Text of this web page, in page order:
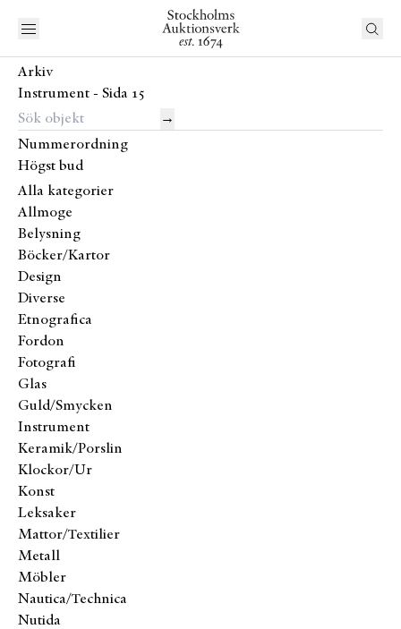
Arkiv
Instrument - Sida 15
→
Nummerordning
Högst bud
Alla kategorier
Allmoge
Belysning
Böcker/Kartor
Design
Diverse
Etnografica
Fordon
Fotografi
Glas
Guld/Smycken
Instrument
Keramik/Porslin
Klockor/Ur
Konst
Leksaker
Mattor/Textilier
Metall
Möbler
Nautica/Technica
Nutida